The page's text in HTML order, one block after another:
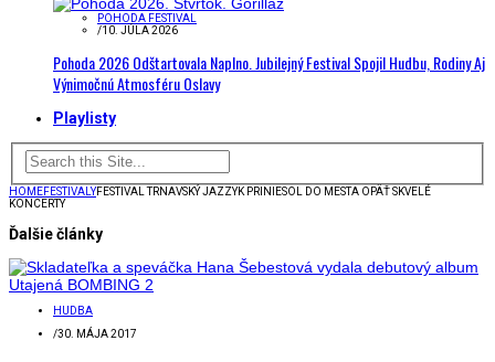
POHODA FESTIVAL
/10. JÚLA 2026
Pohoda 2026 Odštartovala Naplno. Jubilejný Festival Spojil Hudbu, Rodiny Aj
Výnimočnú Atmosféru Oslavy
Playlisty
HOMEFESTIVALYFESTIVAL TRNAVSKÝ JAZZYK PRINIESOL DO MESTA OPÄŤ SKVELÉ
KONCERTY
Ďalšie články
HUDBA
/30. MÁJA 2017